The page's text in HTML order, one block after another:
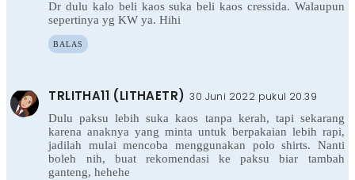
Dr dulu kalo beli kaos suka beli kaos cressida. Walaupun
sepertinya yg KW ya. Hihi
BALAS
TRLITHA11 (LITHAETR) 30 Juni 2022 pukul 20.39
Dulu paksu lebih suka kaos tanpa kerah, tapi sekarang
karena anaknya yang minta untuk berpakaian lebih rapi,
jadilah mulai mencoba menggunakan polo shirts. Nanti
boleh nih, buat rekomendasi ke paksu biar tambah
ganteng, hehehe